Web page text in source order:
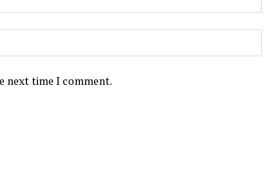
next time I comment.